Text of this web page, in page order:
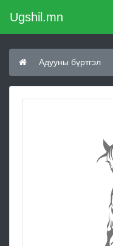
Ugshil.mn
Адууны бүртгэл